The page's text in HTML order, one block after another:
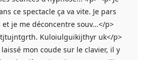
ce spectacle ça va vite. Je pars
je me déconcentre souv...</p>
Kuloiulguikijthyr uk</p>
mon coude sur le clavier, il y